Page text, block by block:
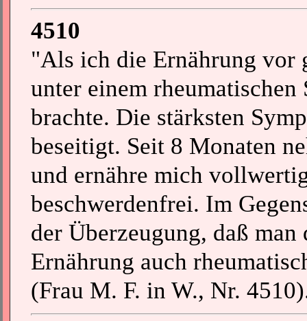
4510
"Als ich die Ernährung vor
unter einem
brachte. Die stärksten
beseitigt. Seit 8 Monaten
und ernähre mich
beschwerdenfrei. Im
der Überzeugung, daß
Ernährung auch
(Frau M. F. in W., Nr.